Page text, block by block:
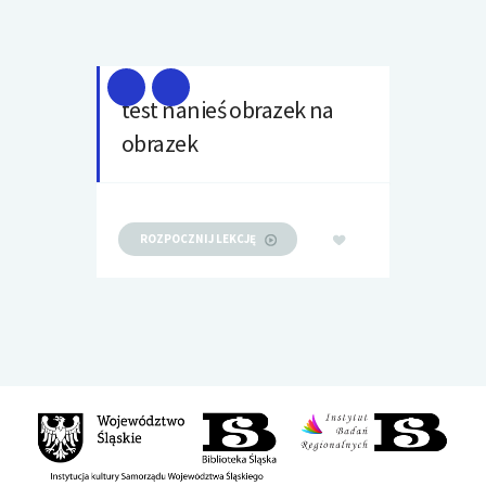
test nanieś obrazek na
obrazek
ROZPOCZNIJ LEKCJĘ